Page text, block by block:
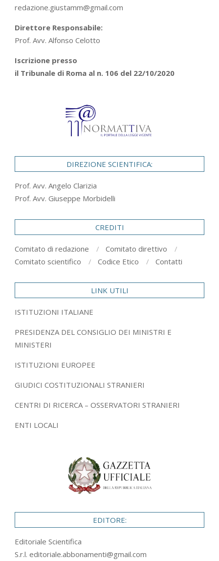
redazione.giustamm@gmail.com
Direttore Responsabile:
Prof. Avv. Alfonso Celotto
Iscrizione presso
il Tribunale di Roma al n. 106 del 22/10/2020
DIREZIONE SCIENTIFICA:
Prof. Avv. Angelo Clarizia
Prof. Avv. Giuseppe Morbidelli
CREDITI
Comitato di redazione
Comitato direttivo
Comitato scientifico
Codice Etico Contatti
LINK UTILI
ISTITUZIONI ITALIANE
PRESIDENZA DEL CONSIGLIO DEI MINISTRI E
MINISTERI
ISTITUZIONI EUROPEE
GIUDICI COSTITUZIONALI STRANIERI
CENTRI DI RICERCA – OSSERVATORI STRANIERI
ENTI LOCALI
EDITORE:
Editoriale Scientifica
S.r.l. editoriale.abbonamenti@gmail.com